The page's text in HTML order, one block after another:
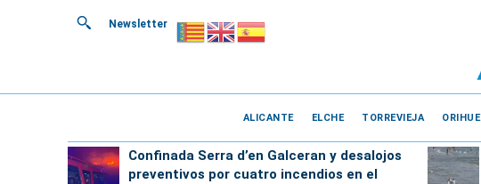
Newsletter
ALICANTE ELCHE TORREVIEJA
Confinada Serra d’en Galceran y desalojos
preventivos por cuatro incendios en el